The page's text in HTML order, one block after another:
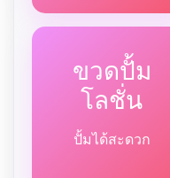
ขวดปั้ม
โลชั่น
ปั้มได้สะดวก